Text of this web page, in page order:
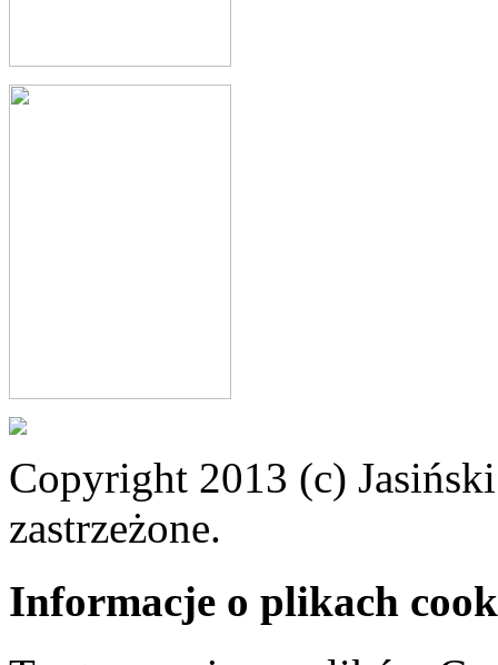
Copyright 2013 (c)
zastrzeżone.
Informacje o plikach